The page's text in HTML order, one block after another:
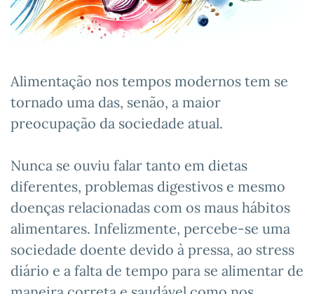
Alimentação nos tempos modernos tem se
tornado uma das, senão, a maior
preocupação da sociedade atual.
Nunca se ouviu falar tanto em dietas
diferentes, problemas digestivos e mesmo
doenças relacionadas com os maus hábitos
alimentares. Infelizmente, percebe-se uma
sociedade doente devido à pressa, ao stress
diário e a falta de tempo para se alimentar de